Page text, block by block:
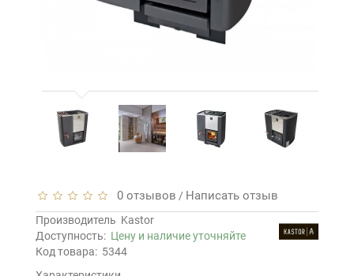
0 отзывов / Написать отзыв
Производитель Kastor
Доступность: Цену и наличие уточняйте
Код товара: 5344